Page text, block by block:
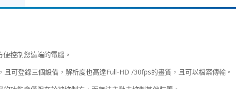
控制您遠端的電腦。
且可登錄三個設備，解析度也高達Full-HD /30fps的畫質，且可以檔案傳輸。